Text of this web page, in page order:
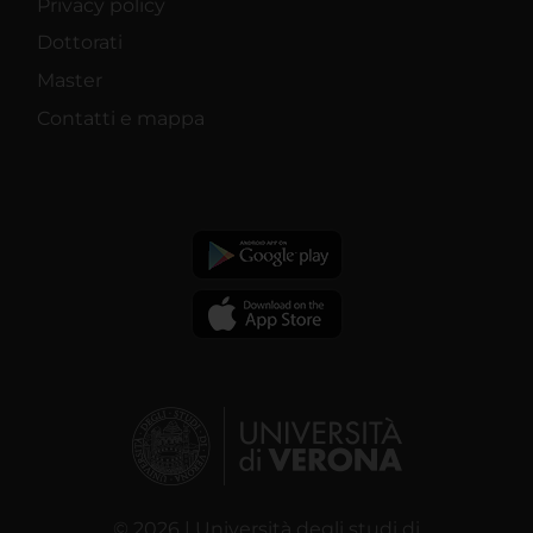
Privacy policy
Dottorati
Master
Contatti e mappa